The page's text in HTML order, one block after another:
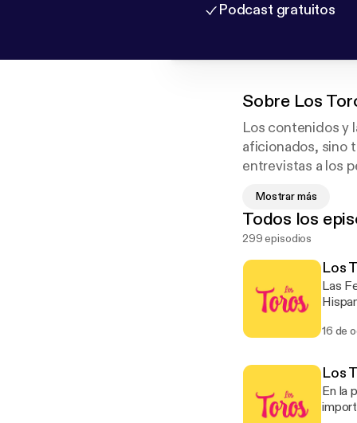
Podcast gratuitos
Sobre Los
Los contenidos y
aficionados, sino
entrevistas a los
Mostrar más
Todos los
299 episodios
Los
Las
ha
16 de
Los
En la